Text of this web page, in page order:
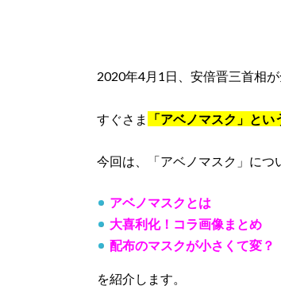
2020年4月1日、安倍晋三首相
すぐさま 「アベノマスク」と
今回は、「アベノマスク」につ
アベノマスクとは
大喜利化！コラ画像まとめ
配布のマスクが小さくて変？
を紹介します。